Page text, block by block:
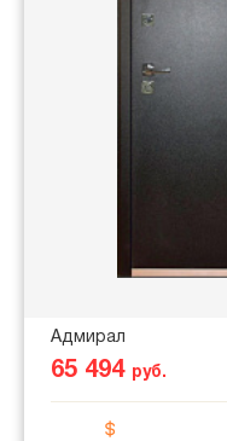
Адмирал
65 494 руб.